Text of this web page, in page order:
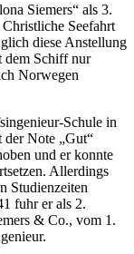
Siemers
als 3.
Seefahrt
diese Anstellung
dem Schiff nur
Norwegen
Schule in
der Note
Gut
und er konnte
Allerdings
Studienzeiten
fuhr er als 2.
& Co., vom 1.